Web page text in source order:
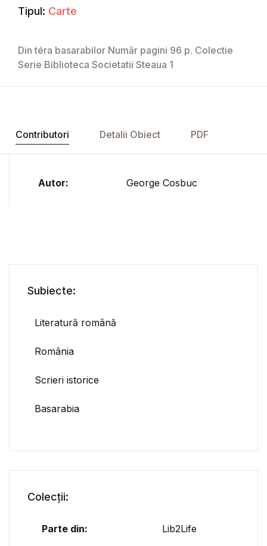
Tipul: Carte
Din téra basarabilor Număr pagini 96 p. Colectie
Serie Biblioteca Societatii Steaua 1
Contributori Detalii Obiect PDF
Autor: George Cosbuc
Subiecte:
Literatură română
România
Scrieri istorice
Basarabia
Colecții:
Parte din: Lib2Life